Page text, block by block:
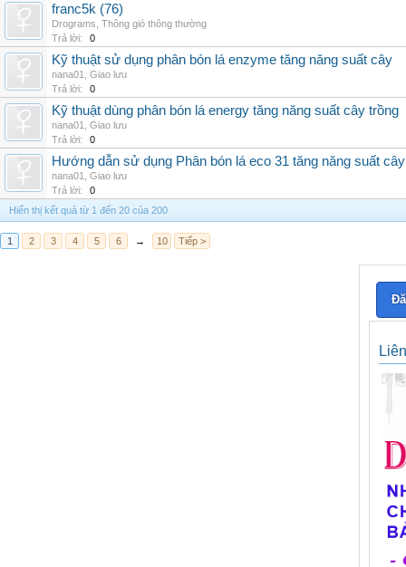
franc5k (76)
Drograms Thông gió thông thường
Trả lời:
0
Kỹ thuật sử dụng phân bón lá enzyme tăng năng suất cây
nana01
Giao lưu
Trả lời:
0
Kỹ thuật dùng phân bón lá energy tăng năng suất cây trồng
nana01
Giao lưu
Trả lời:
0
Hướng dẫn sử dụng Phân bón lá eco 31 tăng năng suất cây
nana01
Giao lưu
Trả lời:
0
Hiển thị kết quả từ 1 đến 20 của 200
1 2 3 4 5 6 → 10 Tiếp >